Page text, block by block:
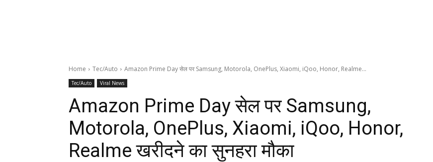
Home Tec/Auto Amazon Prime Day सेल पर Samsung, Motorola, OnePlus, Xiaomi, iQoo, Honor, Realme...
Tec/Auto Viral News
Amazon Prime Day सेल पर Samsung,
Motorola, OnePlus, Xiaomi, iQoo, Honor,
Realme खरीदने का सुनहरा मौका